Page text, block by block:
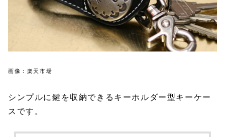
画像：楽天市場
シンプルに鍵を収納できるキーホルダー型キーケー
スです。